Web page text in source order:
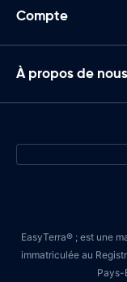
Compte
À propos de nous
EasyTerra® ; est une
immatriculée au
Pays-